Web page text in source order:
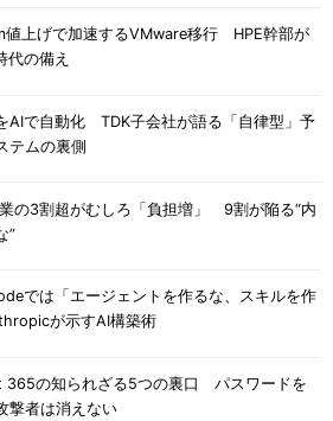
値上げで加速するVMware移行 HPE幹部が
代の備え
AIで自動化 TDK子会社が語る「自律型」予
テムの裏側
の3割超がむしろ「負担増」 9割が陥る“内
”
では「エージェントを作るな、スキルを作
が示すAI構築術
365の知られざる5つの裏口 パスワードを
撃者は消えない